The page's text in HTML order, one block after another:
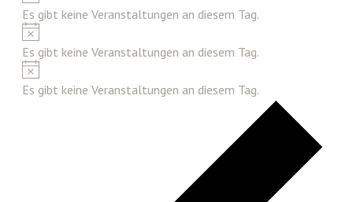
Es gibt keine Veranstaltungen an diesem Tag.
Hinweis
Es gibt keine Veranstaltungen an diesem Tag.
Hinweis
Es gibt keine Veranstaltungen an diesem Tag.